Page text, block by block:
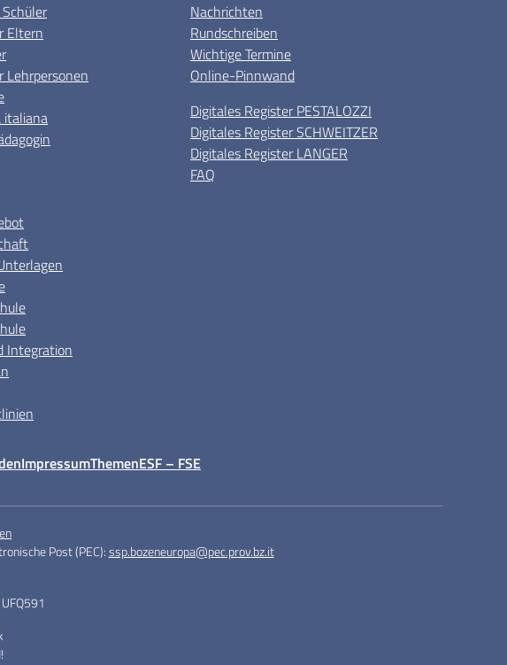
Eltern
Lehrpersonen
italiana
Integration
Nachrichten
Rundschreiben
Wichtige Termine
Online-Pinnwand
Digitales Register PESTALOZZI
Digitales Register SCHWEITZER
Digitales Register LANGER
FAQ
ImpressumThemenESF – FSE
Post (PEC):ssp.bozeneuropa@pec.prov.bz.it